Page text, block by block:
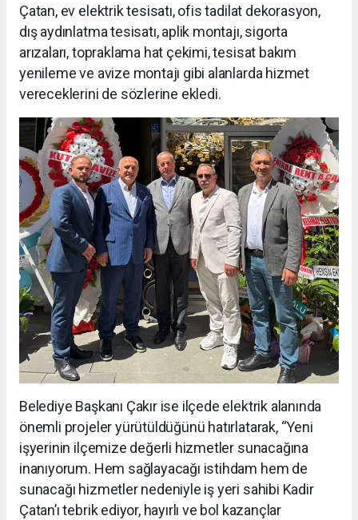
Çatan, ev elektrik tesisatı, ofis tadilat dekorasyon,
dış aydınlatma tesisatı, aplik montajı, sigorta
arızaları, topraklama hat çekimi, tesisat bakım
yenileme ve avize montajı gibi alanlarda hizmet
vereceklerini de sözlerine ekledi.
Belediye Başkanı Çakır ise ilçede elektrik alanında
önemli projeler yürütüldüğünü hatırlatarak, “Yeni
işyerinin ilçemize değerli hizmetler sunacağına
inanıyorum. Hem sağlayacağı istihdam hem de
sunacağı hizmetler nedeniyle iş yeri sahibi Kadir
Çatan’ı tebrik ediyor, hayırlı ve bol kazançlar